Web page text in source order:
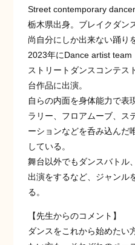
Street contemporary
栃木県出身。ブレイクダン
尚自分にしか出来ない踊り
2023年にDance artist team
ストリートダンスコンテス
台作品に出演。
自らの内面を身体能力で表
ラリー、フロアムーブ、ス
ーションなどを呑み込んだ
している。
舞台以外でもダンスバトル
出演をするなど、ジャンル
る。
【先生からのコメント】
ダンスをこれから始めたい